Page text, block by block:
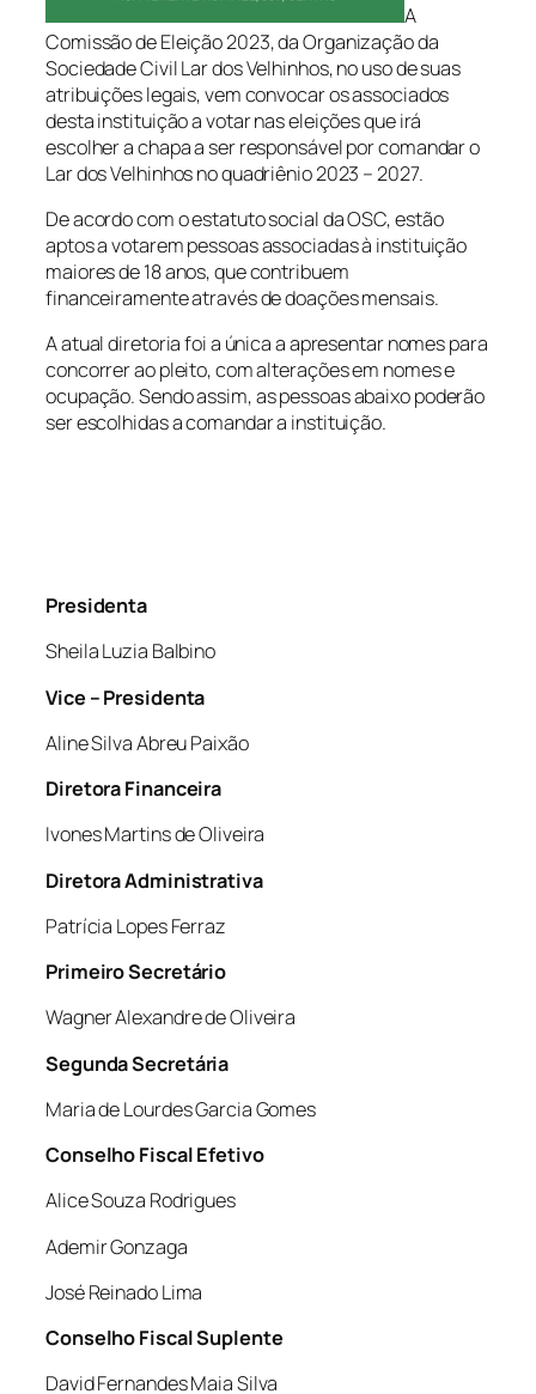
A
Comissão de Eleição 2023, da Organização da
Sociedade Civil Lar dos Velhinhos, no uso de suas
atribuições legais, vem convocar os associados
desta instituição a votar nas eleições que irá
escolher a chapa a ser responsável por comandar o
Lar dos Velhinhos no quadriênio 2023 – 2027.
De acordo com o estatuto social da OSC, estão
aptos a votarem pessoas associadas à instituição
maiores de 18 anos, que contribuem
financeiramente através de doações mensais.
A atual diretoria foi a única a apresentar nomes para
concorrer ao pleito, com alterações em nomes e
ocupação. Sendo assim, as pessoas abaixo poderão
ser escolhidas a comandar a instituição.
Presidenta
Sheila Luzia Balbino
Vice – Presidenta
Aline Silva Abreu Paixão
Diretora Financeira
Ivones Martins de Oliveira
Diretora Administrativa
Patrícia Lopes Ferraz
Primeiro Secretário
Wagner Alexandre de Oliveira
Segunda Secretária
Maria de Lourdes Garcia Gomes
Conselho Fiscal Efetivo
Alice Souza Rodrigues
Ademir Gonzaga
José Reinado Lima
Conselho Fiscal Suplente
David Fernandes Maia Silva